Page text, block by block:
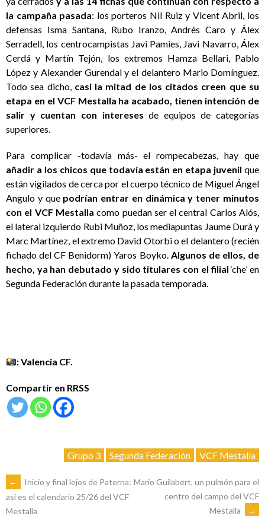
la campaña pasada: los porteros Nil Ruiz y Vicent Abril, los
defensas Isma Santana, Rubo Iranzo, Andrés Caro y Álex
Serradell, los centrocampistas Javi Pamies, Javi Navarro, Álex
Cerdá y Martín Tejón, los extremos Hamza Bellari, Pablo
López y Alexander Gurendal y el delantero Mario Domínguez.
Todo sea dicho, casi la mitad de los citados creen que su
etapa en el VCF Mestalla ha acabado, tienen intención de
salir y cuentan con intereses de equipos de categorías
superiores.
Para complicar -todavía más- el rompecabezas, hay que
añadir a los chicos que todavía están en etapa juvenil que
están vigilados de cerca por el cuerpo técnico de Miguel Ángel
Angulo y que podrían entrar en dinámica y tener minutos
con el VCF Mestallacomo puedan ser el central Carlos Alós,
el lateral izquierdo Rubi Muñoz, los mediapuntas Jaume Durà y
Marc Martínez, el extremo David Otorbi o el delantero (recién
fichado del CF Benidorm) Yaros Boyko. Algunos de ellos, de
hecho, ya han debutado y sido titulares con el filial ‘che’ en
Segunda Federación durante la pasada temporada.
: Valencia CF.
Compartir en RRSS
Grupo 3 Segunda Federación VCF Mestalla
NAVEGACIÓN
←
Inicio y final lejos de Paterna:
así es el calendario 25/26 del VCF
Mestalla
Mario Guilabert, un pulmón para el
centro del campo del VCF
Mestalla
→